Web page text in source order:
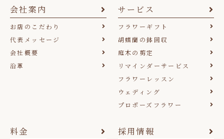
会社案内
お店のこだわり
代表メッセージ
会社概要
沿革
サービス
フラワーギフト
胡蝶蘭の鉢回収
庭木の剪定
リマインダーサービス
フラワーレッスン
ウェディング
プロポーズフラワー
料金 採用情報